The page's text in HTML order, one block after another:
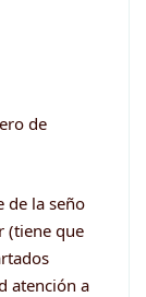
de
de la seño
(tiene que
atención a